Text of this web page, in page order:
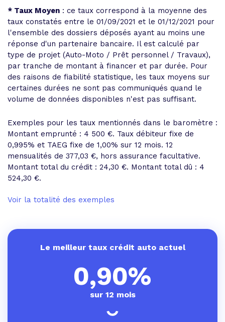
* Taux Moyen : ce taux correspond à la moyenne des
taux constatés entre le 01/09/2021 et le 01/12/2021 pour
l'ensemble des dossiers déposés ayant au moins une
réponse d'un partenaire bancaire. Il est calculé par
type de projet (Auto-Moto / Prêt personnel / Travaux),
par tranche de montant à financer et par durée. Pour
des raisons de fiabilité statistique, les taux moyens sur
certaines durées ne sont pas communiqués quand le
volume de données disponibles n'est pas suffisant.
Exemples pour les taux mentionnés dans le baromètre :
Montant emprunté : 4 500 €. Taux débiteur fixe de
0,995% et TAEG fixe de 1,00% sur 12 mois. 12
mensualités de 377,03 €, hors assurance facultative.
Montant total du crédit : 24,30 €. Montant total dû : 4
524,30 €.
Voir la totalité des exemples
Le meilleur taux crédit auto actuel
0,90%
sur 12 mois